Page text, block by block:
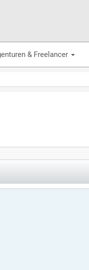
& Freelancer